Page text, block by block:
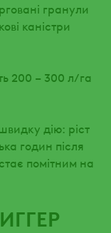
гранули
каністри
200 – 300 л/га
дію: ріст
годин після
помітним на